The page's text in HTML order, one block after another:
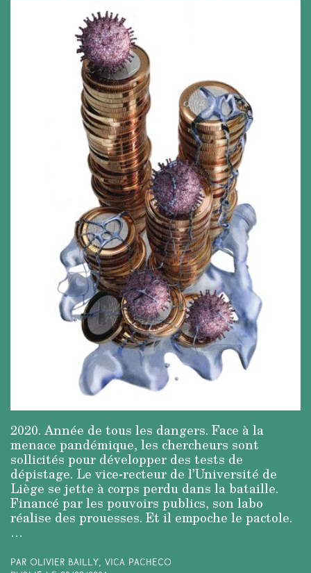
2020. Année de tous les dangers. Face à la
menace pandémique, les chercheurs sont
sollicités pour développer des tests de
dépistage. Le vice-recteur de l’Université de
Liège se jette à corps perdu dans la bataille.
Financé par les pouvoirs publics, son labo
réalise des prouesses. Et il empoche le pactole.
…
Par Olivier Bailly, Vica Pacheco